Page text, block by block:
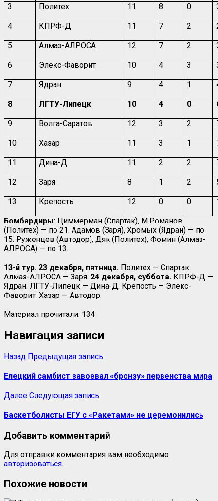
3 Политех 11 8 0
4 КПРФ-Д 11 7 2
5 Алмаз-АЛРОСА 12 7 2
6 Элекс-Фаворит 10 4 3
7 Ядран 9 4 1
8 ЛГТУ-Липецк 10 4 0
9 Волга-Саратов 12 3 2
10 Хазар 11 3 1
11 Дина-Д 11 2 2
12 Заря 8 1 2
13 Крепость 12 0 0
Бомбардиры: Циммерман (Спартак), М.Романов
(Политех) — по 21. Адамов (Заря), Хромых (Ядран) — по
15. Руженцев (Автодор), Дяк (Политех), Фомин (Алмаз-
АЛРОСА) — по 13.
13-й тур. 23 декабря, пятница. Политех — Спартак.
Алмаз-АЛРОСА — Заря. 24 декабря, суббота. КПРФ-Д —
Ядран. ЛГТУ-Липецк — Дина-Д. Крепость — Элекс-
Фаворит. Хазар — Автодор.
Материал прочитали: 134
Навигация записи
Назад Предыдущая запись:
Елецкий самбист завоевал «бронзу» первенства мира
Далее Следующая запись:
Баскетболисты ЕГУ с «Ракетами» не церемонились
Добавить комментарий
Для отправки комментария вам необходимо
авторизоваться.
Похожие новости